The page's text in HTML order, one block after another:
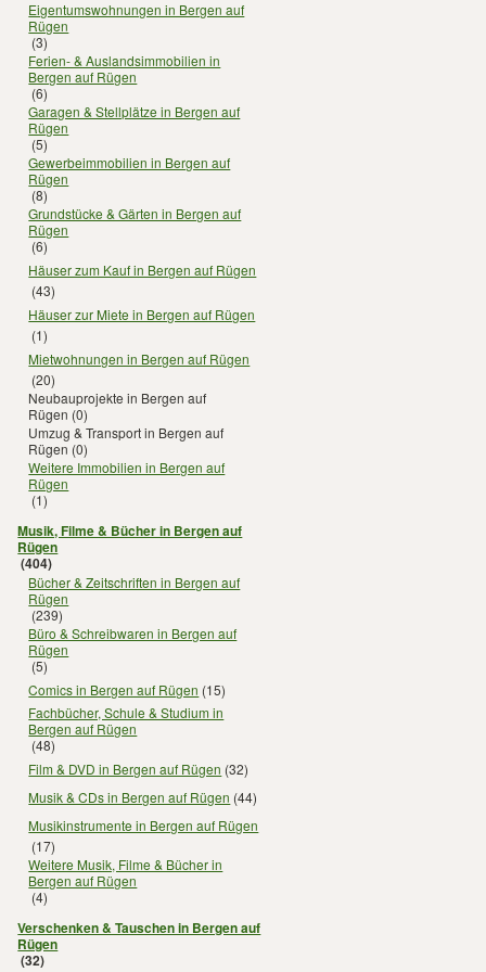
Eigentumswohnungen in Bergen auf
Rügen
(3)
Ferien- & Auslandsimmobilien in
Bergen auf Rügen
(6)
Garagen & Stellplätze in Bergen auf
Rügen
(5)
Gewerbeimmobilien in Bergen auf
Rügen
(8)
Grundstücke & Gärten in Bergen auf
Rügen
(6)
Häuser zum Kauf in Bergen auf Rügen
(43)
Häuser zur Miete in Bergen auf Rügen
(1)
Mietwohnungen in Bergen auf Rügen
(20)
Neubauprojekte in Bergen auf
Rügen (0)
Umzug & Transport in Bergen auf
Rügen (0)
Weitere Immobilien in Bergen auf
Rügen
(1)
Musik, Filme & Bücher in Bergen auf
Rügen
(404)
Bücher & Zeitschriften in Bergen auf
Rügen
(239)
Büro & Schreibwaren in Bergen auf
Rügen
(5)
Comics in Bergen auf Rügen (15)
Fachbücher, Schule & Studium in
Bergen auf Rügen
(48)
Film & DVD in Bergen auf Rügen (32)
Musik & CDs in Bergen auf Rügen (44)
Musikinstrumente in Bergen auf Rügen
(17)
Weitere Musik, Filme & Bücher in
Bergen auf Rügen
(4)
Verschenken & Tauschen in Bergen auf
Rügen
(32)